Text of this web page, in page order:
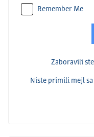
Remember Me
Zaboravili
Niste primili mejl